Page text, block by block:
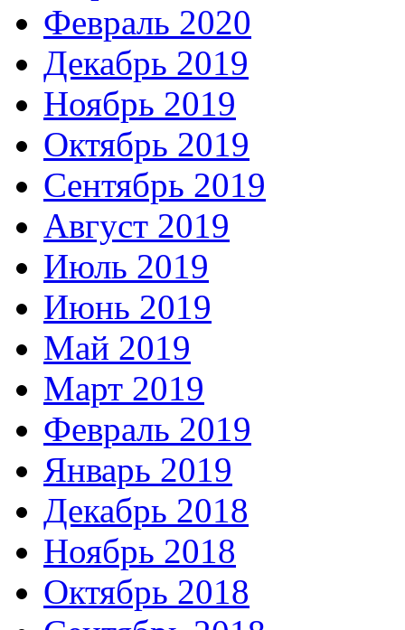
Февраль 2020
Декабрь 2019
Ноябрь 2019
Октябрь 2019
Сентябрь 2019
Август 2019
Июль 2019
Июнь 2019
Май 2019
Март 2019
Февраль 2019
Январь 2019
Декабрь 2018
Ноябрь 2018
Октябрь 2018